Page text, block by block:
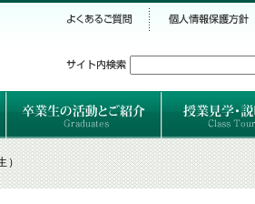
とは
パス卒業生のご紹介
卒業生の活動
）